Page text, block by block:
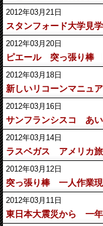
2012年03月21日
スタンフォード大学見
2012年03月20日
ピエール 突っ張り棒
2012年03月18日
新しいリコーンマニュ
2012年03月16日
サンフランシスコ あ
2012年03月14日
ラスベガス アメリカ
2012年03月12日
突っ張り棒 一人作業
2012年03月11日
東日本大震災から 一